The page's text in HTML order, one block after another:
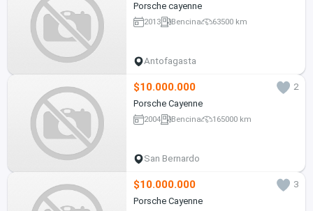
Porsche cayenne
2013 Bencina 63500 km
Antofagasta
$10.000.000
2
Porsche Cayenne
2004 Bencina 165000 km
San Bernardo
$10.000.000
3
Porsche Cayenne